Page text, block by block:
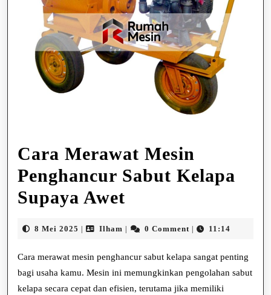
Cara Merawat Mesin
Penghancur Sabut Kelapa
Supaya Awet
Mesin
Penghancur
Sabut
8 Mei 2025 8
Ilham Ilham0 Comment 11:14
Cara merawat mesin penghancur sabut kelapa sangat penting
bagi usaha kamu. Mesin ini memungkinkan pengolahan sabut
kelapa secara cepat dan efisien, terutama jika memiliki